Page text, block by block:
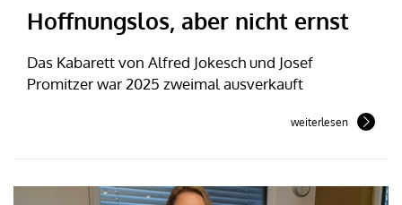
Hoffnungslos, aber nicht ernst
Das Kabarett von Alfred Jokesch und Josef
Promitzer war 2025 zweimal ausverkauft
weiterlesen